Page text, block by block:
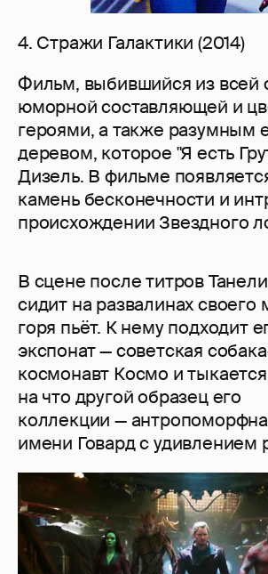
4. Стражи Галактики (2014)
Фильм, выбившийся из всей
юморной составляющей и
героями, а также разумным
деревом, которое "Я есть
Дизель. В фильме
камень бесконечности и
происхождении Звездного
В сцене после титров
сидит на развалинах своего
горя пьёт. К нему подходит
экспонат — советская
космонавт Космо и
на что другой образец его
коллекции —
имени Говард с удивлением